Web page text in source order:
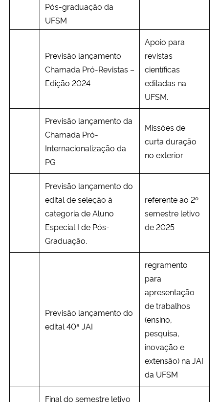
Pós-graduação da
UFSM
Previsão lançamento
Chamada Pró-Revistas –
Edição 2024
Apoio para
revistas
científicas
editadas na
UFSM.
Previsão lançamento da
Chamada Pró-
Internacionalização da
PG
Missões de
curta duração
no exterior
Previsão lançamento do
edital de seleção à
categoria de Aluno
Especial I de Pós-
Graduação.
referente ao 2º
semestre letivo
de 2025
Previsão lançamento do
edital 40ª JAI
regramento
para
apresentação
de trabalhos
(ensino,
pesquisa,
inovação e
extensão) na JAI
da UFSM
Final do semestre letivo